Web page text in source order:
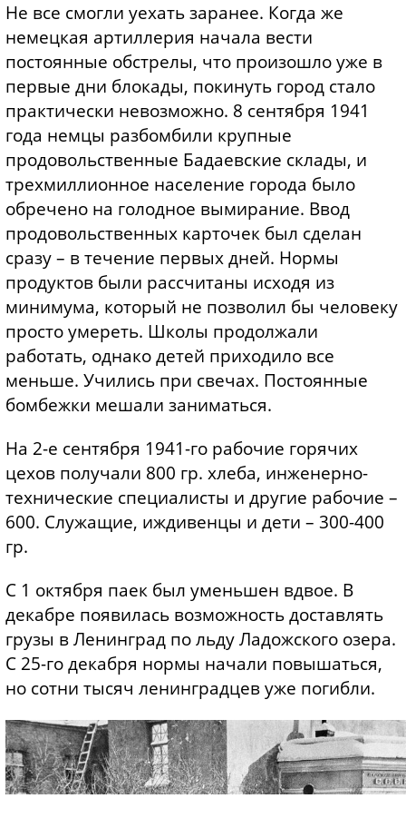
Не все смогли уехать заранее. Когда же
немецкая артиллерия начала вести
постоянные обстрелы, что произошло уже в
первые дни блокады, покинуть город стало
практически невозможно. 8 сентября 1941
года немцы разбомбили крупные
продовольственные Бадаевские склады, и
трехмиллионное население города было
обречено на голодное вымирание. Ввод
продовольственных карточек был сделан
сразу – в течение первых дней. Нормы
продуктов были рассчитаны исходя из
минимума, который не позволил бы человеку
просто умереть. Школы продолжали
работать, однако детей приходило все
меньше. Учились при свечах. Постоянные
бомбежки мешали заниматься.
На 2-е сентября 1941-го рабочие горячих
цехов получали 800 гр. хлеба, инженерно-
технические специалисты и другие рабочие –
600. Служащие, иждивенцы и дети – 300-400
гр.
С 1 октября паек был уменьшен вдвое. В
декабре появилась возможность доставлять
грузы в Ленинград по льду Ладожского озера.
С 25-го декабря нормы начали повышаться,
но сотни тысяч ленинградцев уже погибли.